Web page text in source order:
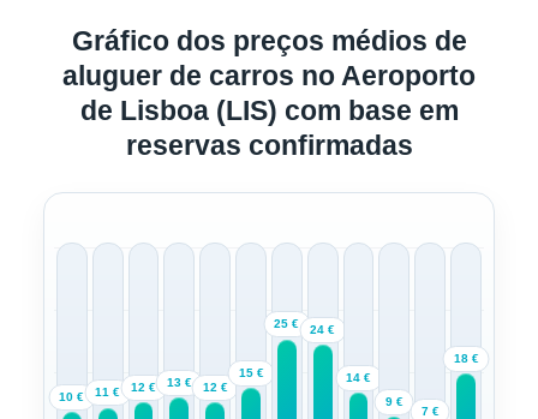
Gráfico dos preços médios de
aluguer de carros no Aeroporto
de Lisboa (LIS) com base em
reservas confirmadas
10 € 11 € 12 € 13 € 12 €
15 €
25 € 24 €
14 €
9 €
7 €
18 €